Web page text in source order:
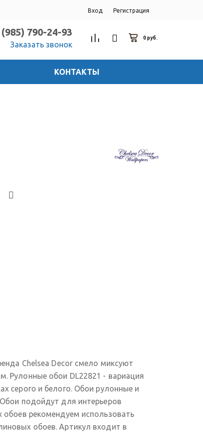
Вход Регистрация
(985) 790-24-93
Заказать звонок
0 руб.
КОНТАКТЫ
Chelsea Decor смело миксуют
Рулонные обои DL22821 - вариация
серого и белого. Обои рулонные и
подойдут для интерьеров
обоев рекомендуем использовать
обоев. Артикул входит в